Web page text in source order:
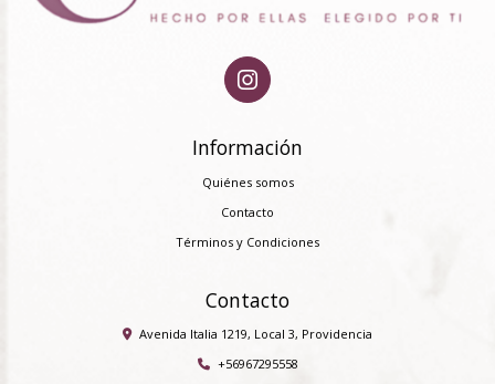
Información
Quiénes somos
Contacto
Términos y Condiciones
Contacto
Avenida Italia 1219, Local 3, Providencia
+56967295558